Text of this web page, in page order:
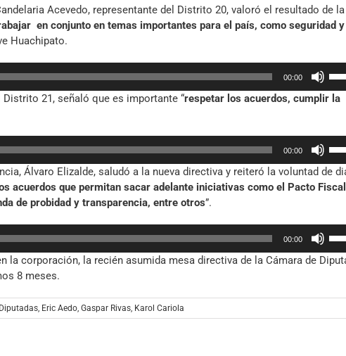
para
o
el
Acevedo, representante del Distrito 20, valoró el resultado de la
en conjunto en temas importantes para el país, como seguridad y
Huachipato.
00:00
o
el
21, señaló que es importante “respetar los acuerdos, cumplir la
00:00
de
o
el
Álvaro Elizalde, saludó a la nueva directiva y reiteró la voluntad de
acuerdos que permitan sacar adelante iniciativas como el Pacto
de probidad y transparencia, entre otros”.
00:00
la corporación, la recién asumida mesa directiva de la Cámara de
8 meses.
, Eric Aedo, Gaspar Rivas, Karol Cariola